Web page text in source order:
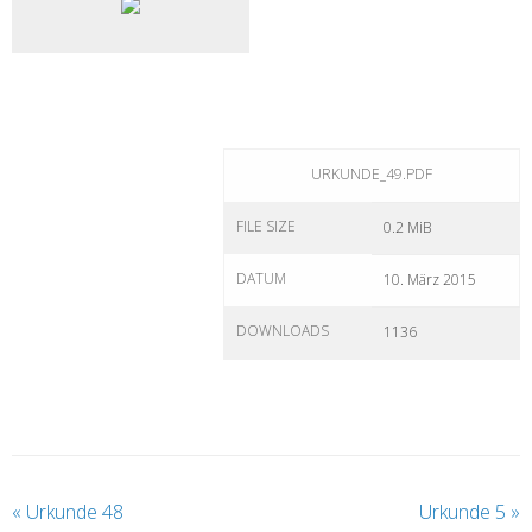
URKUNDE_49.PDF
FILE SIZE 0.2 MiB
DATUM 10. März 2015
DOWNLOADS 1136
« Urkunde 48 Urkunde 5 »